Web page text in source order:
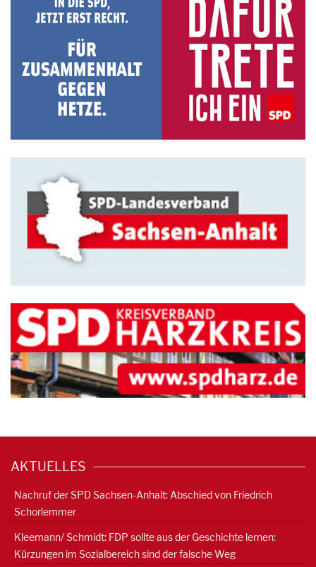
AKTUELLES
Nachruf der SPD Sachsen-Anhalt: Abschied von Friedrich
Schorlemmer
Kleemann/ Schmidt: FDP sollte aus der Geschichte lernen:
Kürzungen im Sozialbereich sind der falsche Weg